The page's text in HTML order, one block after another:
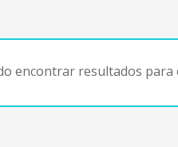
encontrar resultados para